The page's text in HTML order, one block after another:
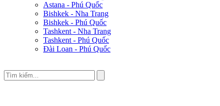
Astana - Phú Quốc
Bishkek - Nha Trang
Bishkek - Phú Quốc
Tashkent - Nha Trang
Tashkent - Phú Quốc
Đài Loan - Phú Quốc